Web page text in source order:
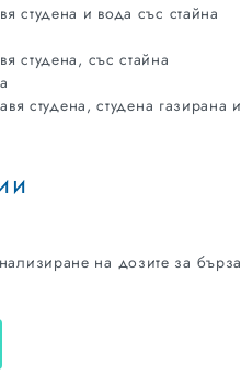
студена и вода със стайна
студена, със стайна
студена, студена газирана и
на дозите за бърза